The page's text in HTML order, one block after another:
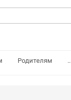
Родителям